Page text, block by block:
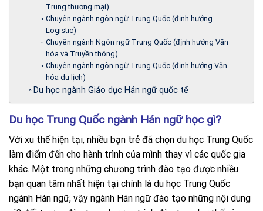
Trung thương mại)
Chuyên ngành ngôn ngữ Trung Quốc (định hướng
Logistic)
Chuyên ngành Ngôn ngữ Trung Quốc (định hướng Văn
hóa và Truyền thông)
Chuyên ngành ngôn ngữ Trung Quốc (định hướng Văn
hóa du lịch)
Du học ngành Giáo dục Hán ngữ quốc tế
Du học Trung Quốc ngành Hán ngữ học gì?
Với xu thế hiện tại, nhiều bạn trẻ đã chọn du học Trung Quốc
làm điểm đến cho hành trình của mình thay vì các quốc gia
khác. Một trong những chương trình đào tạo được nhiều
bạn quan tâm nhất hiện tại chính là du học Trung Quốc
ngành Hán ngữ, vậy ngành Hán ngữ đào tạo những nội dung